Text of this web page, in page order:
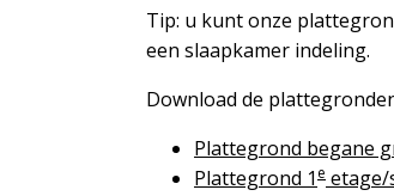
Tip: u kunt onze
een slaapkamer indeling.
Download de
Plattegrond begane
Plattegrond 1 e etage/